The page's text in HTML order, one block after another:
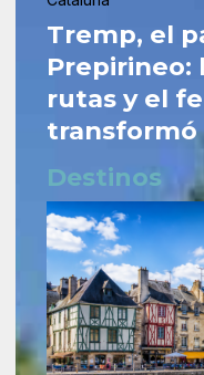
Tremp, el
Prepirineo:
rutas y el
transformó
Destinos